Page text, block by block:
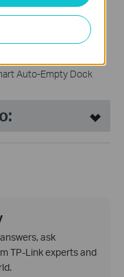
RV30 Max Plus
Hyper Suction
Auto-Empty Dock
ask
TP-Link experts and